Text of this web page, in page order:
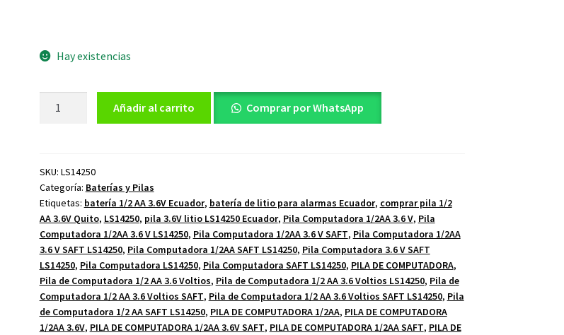
Hay existencias
AA
3.6
Voltios
SAFT
LS14250
cantidad
Añadir al carrito Comprar por WhatsApp
SKU: LS14250
Categoría: Baterías y Pilas
Etiquetas: batería 1/2 AA 3.6V Ecuador, batería de litio para alarmas Ecuador, comprar pila 1/2
AA 3.6V Quito, LS14250, pila 3.6V litio LS14250 Ecuador, Pila Computadora 1/2AA 3.6 V, Pila
Computadora 1/2AA 3.6 V LS14250, Pila Computadora 1/2AA 3.6 V SAFT, Pila Computadora 1/2AA
3.6 V SAFT LS14250, Pila Computadora 1/2AA SAFT LS14250, Pila Computadora 3.6 V SAFT
LS14250, Pila Computadora LS14250, Pila Computadora SAFT LS14250, PILA DE COMPUTADORA,
Pila de Computadora 1/2 AA 3.6 Voltios, Pila de Computadora 1/2 AA 3.6 Voltios LS14250, Pila de
Computadora 1/2 AA 3.6 Voltios SAFT, Pila de Computadora 1/2 AA 3.6 Voltios SAFT LS14250, Pila
de Computadora 1/2 AA SAFT LS14250, PILA DE COMPUTADORA 1/2AA, PILA DE COMPUTADORA
1/2AA 3.6V, PILA DE COMPUTADORA 1/2AA 3.6V SAFT, PILA DE COMPUTADORA 1/2AA SAFT, PILA DE